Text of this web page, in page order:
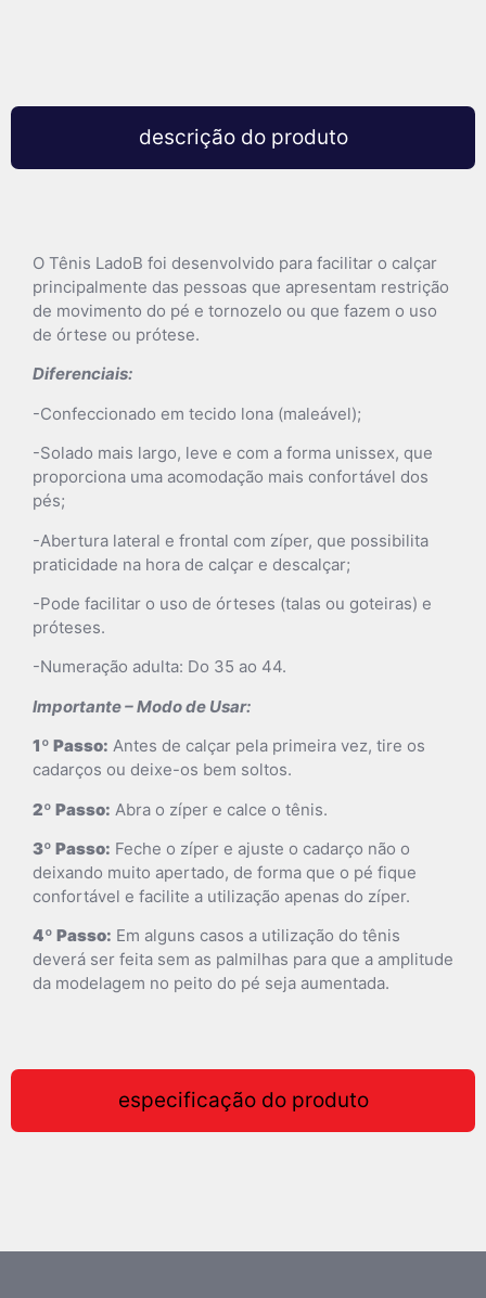
descrição do produto
especificação do produto
O Tênis LadoB foi desenvolvido para facilitar o calçar
principalmente das pessoas que apresentam restrição
de movimento do pé e tornozelo ou que fazem o uso
de órtese ou prótese.
Diferenciais:
-Confeccionado em tecido lona (maleável);
-Solado mais largo, leve e com a forma unissex, que
proporciona uma acomodação mais confortável dos
pés;
-Abertura lateral e frontal com zíper, que possibilita
praticidade na hora de calçar e descalçar;
-Pode facilitar o uso de órteses (talas ou goteiras) e
próteses.
-Numeração adulta: Do 35 ao 44.
Importante – Modo de Usar:
1º Passo: Antes de calçar pela primeira vez, tire os
cadarços ou deixe-os bem soltos.
2º Passo: Abra o zíper e calce o tênis.
3º Passo: Feche o zíper e ajuste o cadarço não o
deixando muito apertado, de forma que o pé fique
confortável e facilite a utilização apenas do zíper.
4º Passo: Em alguns casos a utilização do tênis
deverá ser feita sem as palmilhas para que a amplitude
da modelagem no peito do pé seja aumentada.